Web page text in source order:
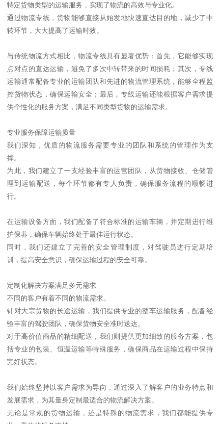
特定货物类型的运输服务，实现了物流的高效与专业化。
通过物流专线，货物能够直接从始发地快速直达目的地，减少了中
转环节，大大提高了运输时效。
与传统物流方式相比，物流专线具有显著优势：首先，它能够实现
点对点的直达运输，避免了多次中转带来的时间损耗；其次，专线
运输通常配备专业的运输团队和先进的物流管理系统，能够全程监
控货物状态，确保运输安全；最后，专线运输还能根据客户需求提
供个性化的服务方案，满足不同类型货物的运输需求。
专业服务保障运输质量
我们深知，优质的物流服务需要专业的团队和系统的管理作为支
撑。
为此，我们建立了一支经验丰富的运营团队，从货物接收、仓储管
理到运输配送，每个环节都有专人负责，确保服务流程的顺畅进
行。
在运输设备方面，我们配备了符合标准的运输车辆，并定期进行维
护保养，确保车辆始终处于最佳运行状态。
同时，我们还建立了完善的安全管理制度，对驾驶员进行定期培
训，提高安全意识，确保运输过程的安全可靠。
定制化解决方案满足多元需求
不同的客户有着不同的物流需求。
针对大宗货物的长途运输，我们提供专业的整车运输服务，配备经
验丰富的驾驶团队，确保货物安全准时送达。
对于高价值商品的精细配送，我们则提供更加细致的服务方案，包
括专业的包装、恒温运输等特殊服务，确保商品在运输过程中保持
完好状态。
我们始终坚持以客户需求为导向，通过深入了解客户的业务特点和
发展需求，为其量身定制最适合的物流解决方案。
无论是常规的货物运输，还是特殊的物流需求，我们都能提供专